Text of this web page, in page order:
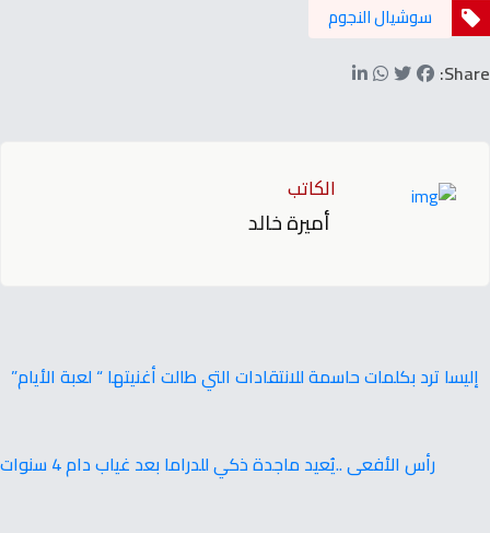
سوشيال النجوم
Share:
الكاتب
أميرة خالد
إليسا ترد بكلمات حاسمة للانتقادات التي طالت أغنيتها “ لعبة الأيام”
رأس الأفعى ..يُعيد ماجدة ذكي للدراما بعد غياب دام 4 سنوات